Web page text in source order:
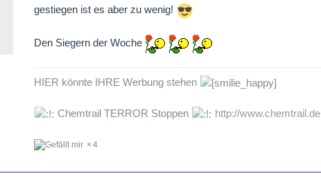
gestiegen ist es aber zu wenig!
Den Siegern der Woche
HIER könnte IHRE Werbung stehen
Chemtrail TERROR Stoppen http://www.chemtrail.de
4